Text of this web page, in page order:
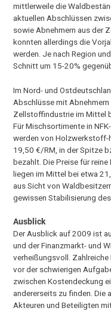
mittlerweile die
aktuellen Abschlüssen
sowie Abnehmern aus der
konnten allerdings die
werden. Je nach Region
Schnitt um 15-20%
Im Nord- und
Abschlüsse mit
Zellstoffindustrie im Mittel
Für Mischsortimente in
werden von Holzwerkstoff-
19,50 €/RM, in der Spitze
bezahlt. Die Preise für
liegen im Mittel bei etwa
aus Sicht von
gewissen Stabilisierung
Ausblick
Der Ausblick auf 2009 ist
und der Finanzmarkt- und
verheißungsvoll.
vor der schwierigen
zwischen Kostendeckung
andererseits zu finden. Die
Akteuren und Beteiligten